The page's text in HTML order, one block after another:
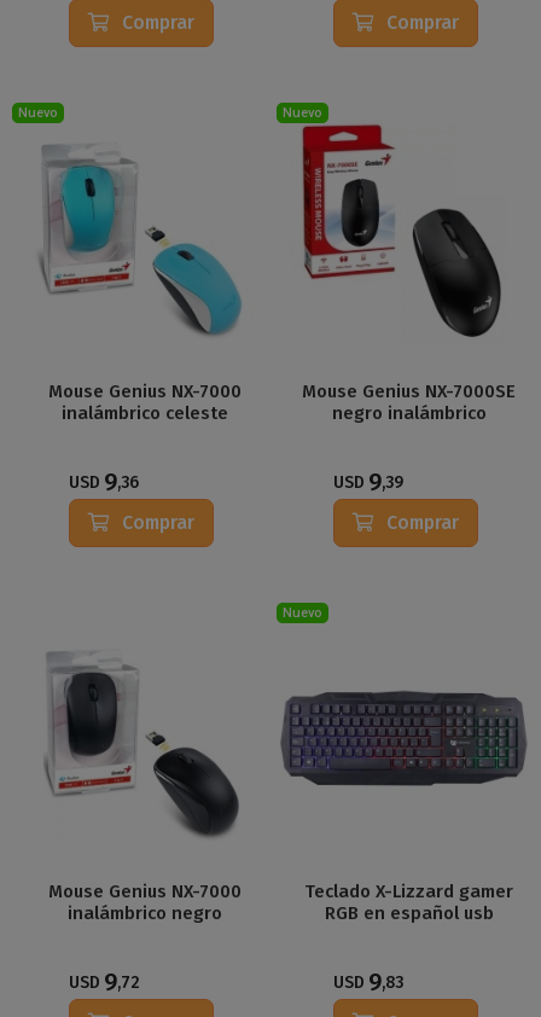
Comprar Comprar
Nuevo
Mouse Genius NX-7000
inalámbrico celeste
USD 9,36
Comprar
Nuevo
Mouse Genius NX-7000SE
negro inalámbrico
USD 9,39
Comprar
Mouse Genius NX-7000
inalámbrico negro
USD 9,72
Nuevo
Teclado X-Lizzard gamer
RGB en español usb
USD 9,83